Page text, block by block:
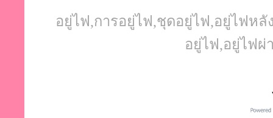
อยู่ไฟ,การอยู่ไฟ,ชุดอยู่ไฟ,อยู่ไฟห
อยู่ไฟ,อยู่ไฟผ่